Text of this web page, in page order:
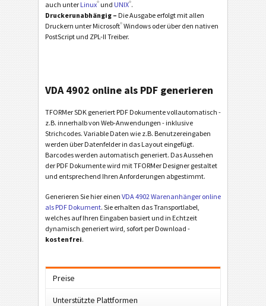
auch unter Linux® und UNIX®.
Druckerunabhängig – Die Ausgabe erfolgt mit allen
Druckern unter Microsoft®Windows oder über den nativen
PostScript und ZPL-II Treiber.
VDA 4902 online als PDF generieren
TFORMer SDK generiert PDF Dokumente vollautomatisch -
z.B. innerhalb von Web-Anwendungen - inklusive
Strichcodes. Variable Daten wie z.B. Benutzereingaben
werden über Datenfelder in das Layout eingefügt.
Barcodes werden automatisch generiert. Das Aussehen
der PDF Dokumente wird mit TFORMer Designer gestaltet
und entsprechend Ihren Anforderungen abgestimmt.
Generieren Sie hier einen VDA 4902 Warenanhänger online
als PDF Dokument. Sie erhalten das Transportlabel,
welches auf Ihren Eingaben basiert und in Echtzeit
dynamisch generiert wird, sofort per Download -
kostenfrei.
Preise
Unterstützte Plattformen